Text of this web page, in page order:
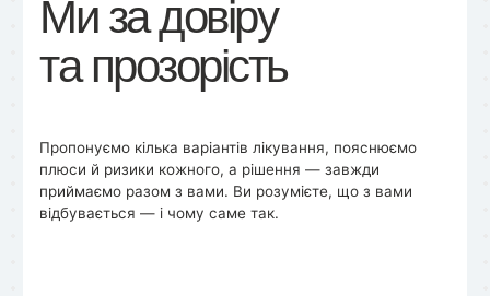
Ми на зв’язку,
коли вам потрібно
Цілодобова підтримка, гнучкий запис, онлайн-
консультації, нагадування про візити — ми завжди
поруч.